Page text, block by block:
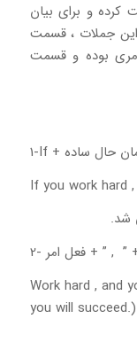
کرده و برای بیان
این جملات ، قسمت
بوده و قسمت
If you work hard
شد.
Work hard , and
you will succeed.)